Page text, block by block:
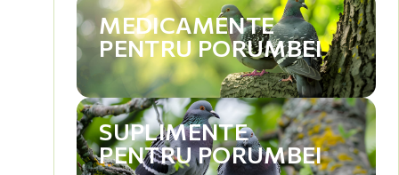
MEDICAMENTE
PENTRU PORUMBEI
SUPLIMENTE
PENTRU PORUMBEI